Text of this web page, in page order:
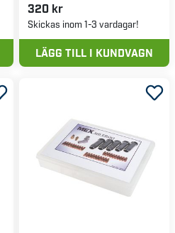
320 kr
Skickas inom 1-3 vardagar!
LÄGG TILL I KUNDVAGN